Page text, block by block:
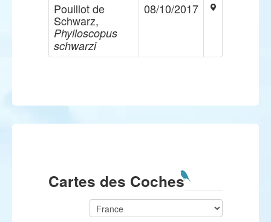
Pouillot de
Schwarz,
Phylloscopus
schwarzi
08/10/2017
Cartes des Coches